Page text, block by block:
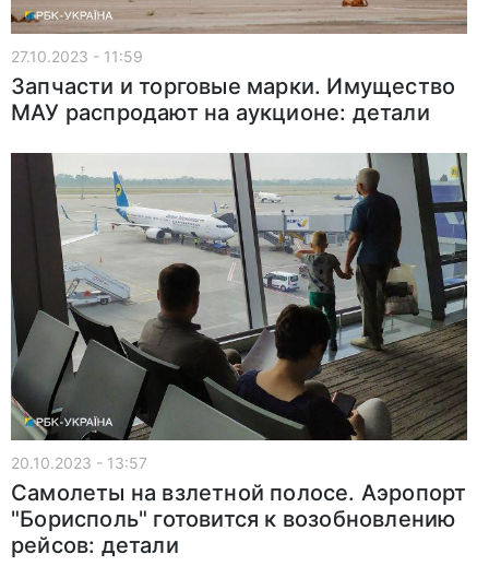
27.10.2023 - 11:59
Запчасти и торговые марки. Имущество
МАУ распродают на аукционе: детали
20.10.2023 - 13:57
Самолеты на взлетной полосе. Аэропорт
"Борисполь" готовится к возобновлению
рейсов: детали